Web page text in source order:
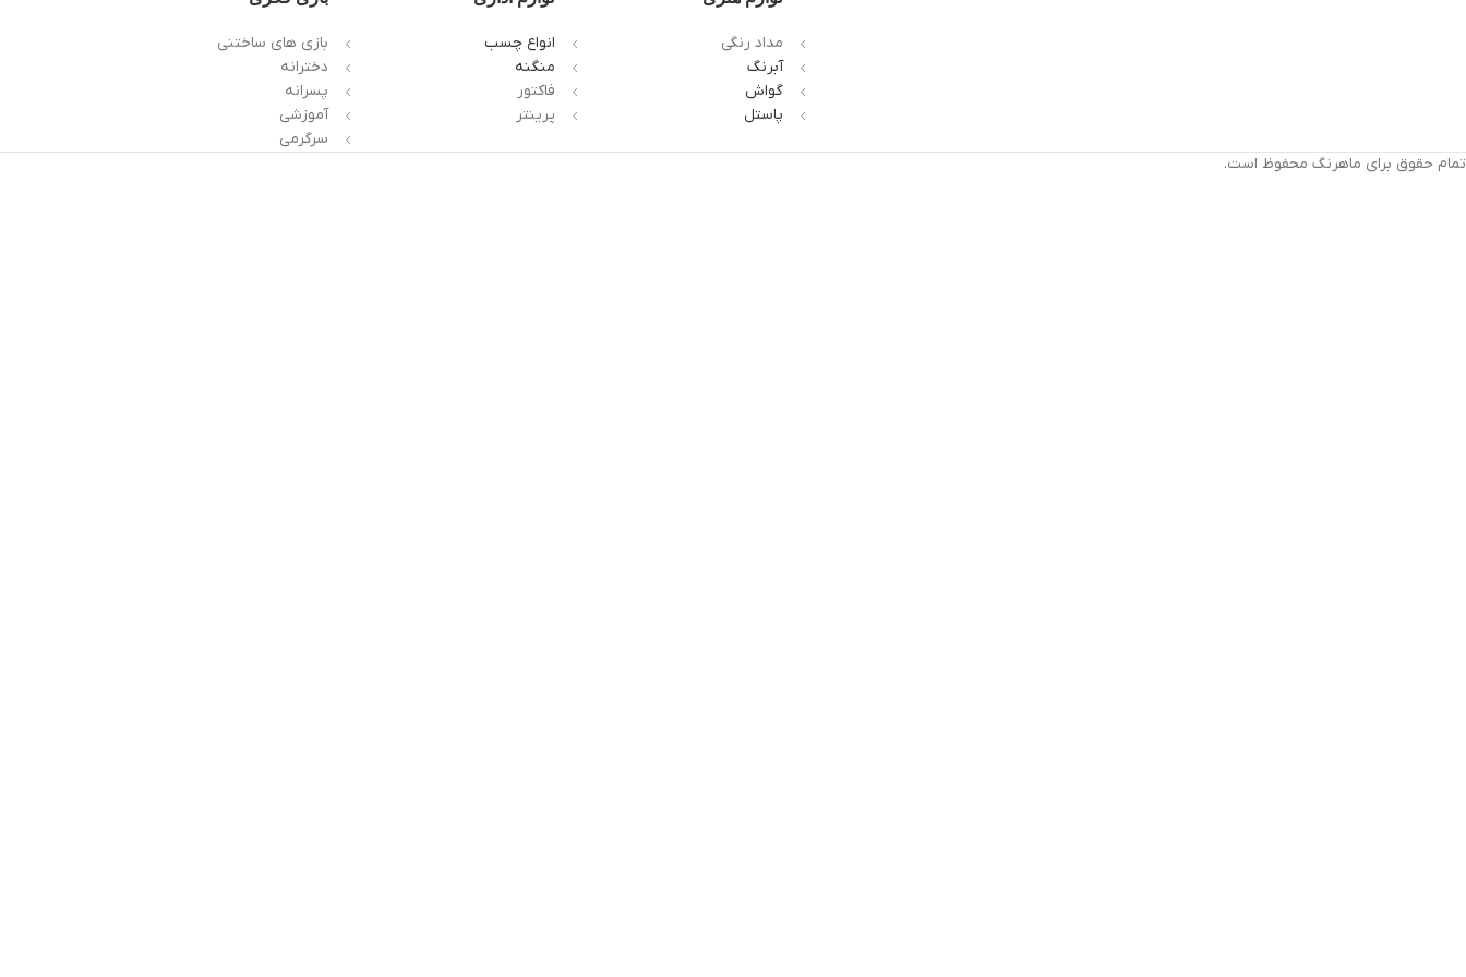
مداد رنگی
آبرنگ
گواش
پاستل
انواع چسب
منگنه
فاکتور
پرینتر
بازی های ساختنی
دخترانه
پسرانه
آموزشی
سرگرمی
تمام حقوق برای ماهرنگ محفوظ است.